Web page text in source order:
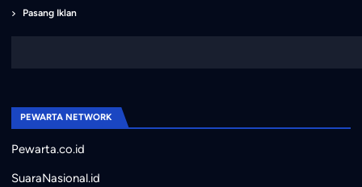
Pasang Iklan
PEWARTA NETWORK
Pewarta.co.id
SuaraNasional.id